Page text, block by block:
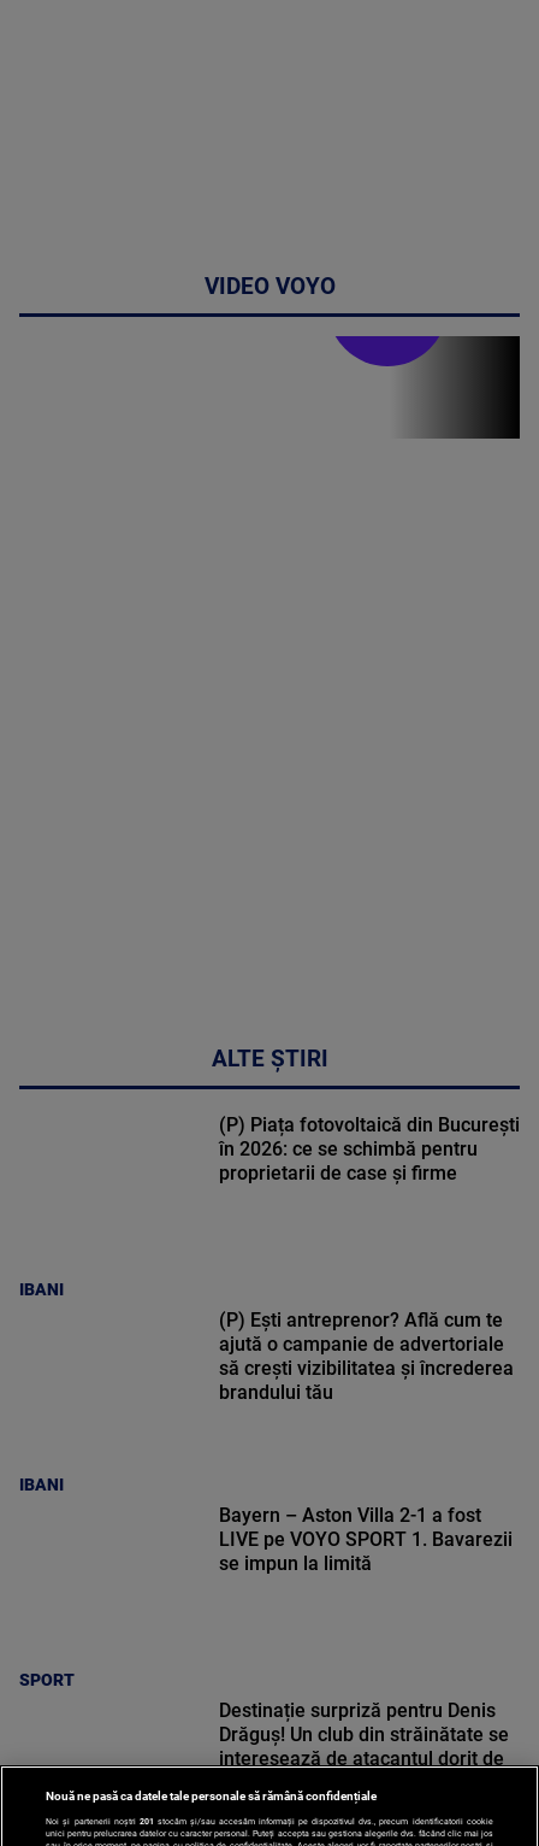
VIDEO VOYO
ALTE ȘTIRI
IBANI
(P) Piața fotovoltaică din București
în 2026: ce se schimbă pentru
proprietarii de case și firme
IBANI
(P) Ești antreprenor? Află cum te
ajută o campanie de advertoriale
să crești vizibilitatea și încrederea
brandului tău
SPORT
Bayern – Aston Villa 2-1 a fost
LIVE pe VOYO SPORT 1. Bavarezii
se impun la limită
Destinație surpriză pentru Denis
Drăguș! Un club din străinătate se
interesează de atacantul dorit de
Nouă ne pasă ca datele tale personale să rămână confidențiale
Noi și partenerii noștri 201 stocăm și/sau accesăm informații pe dispozitivul dvs., precum identificatorii cookie
unici pentru prelucrarea datelor cu caracter personal. Puteți accepta sau gestiona alegerile dvs. făcând clic mai jos